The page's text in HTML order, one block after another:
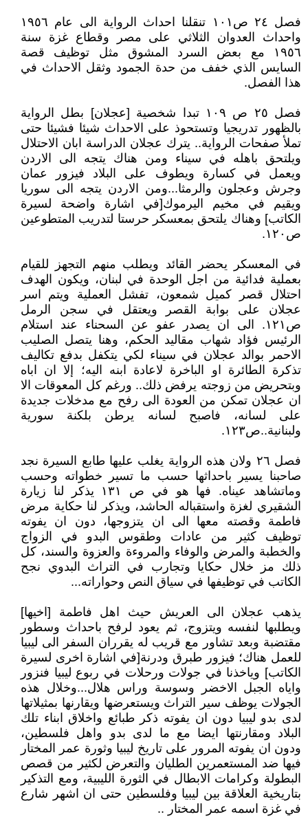
فصل ٢٤ ص١٠١ تنقلنا احداث الرواية الى عام ١٩٥٦
واحداث العدوان الثلاثي على مصر وقطاع غزة سنة
١٩٥٦ مع بعض السرد المشوق مثل توظيف قصة
السايس الذي خفف من حدة الجمود وثقل الاحداث في
هذا الفصل.
فصل ٢٥ ص ١٠٩ تبدا شخصية [عجلان] بطل الرواية
بالظهور تدريجيا وتستحوذ على الاحداث شيئا فشيئا حتى
تملأ صفحات الرواية.. يترك عجلان الدراسة ابان الاحتلال
ويلتحق باهله في سيناء ومن هناك يتجه الى الاردن
ويعمل في كسارة ويطوف على البلاد فيزور عمان
وجرش وعجلون والرمثا...ومن الاردن يتجه الى سوريا
ويقيم في مخيم اليرموك[في اشارة واضحة لسيرة
الكاتب] وهناك يلتحق بمعسكر حرستا لتدريب المتطوعين
ص١٢٠.
في المعسكر يحضر القائد ويطلب منهم التجهز للقيام
بعملية فدائية من اجل الوحدة في لبنان، ويكون الهدف
احتلال قصر كميل شمعون، تفشل العملية ويتم اسر
عجلان على بوابة القصر ويعتقل في سجن الرمل
ص١٢١. الى ان يصدر عفو عن السحناء عند استلام
الرئيس فؤاد شهاب مقاليد الحكم، وهنا يتصل الصليب
الاحمر بوالد عجلان في سيناء لكي يتكفل بدفع تكاليف
تذكرة الطائرة او الباخرة لاعادة ابنه اليه؛ إلا ان اباه
وبتحريض من زوجته يرفض ذلك.. ورغم كل المعوقات الا
ان عجلان تمكن من العودة الى رفح مع مدخلات جديدة
على لسانه، فاصبح لسانه يرطن بلكنة سورية
ولبنانية..ص١٢٣.
فصل ٢٦ ولان هذه الرواية يغلب عليها طابع السيرة نجد
صاحبنا يسير باحداثها حسب ما تسير خطواته وحسب
وماتشاهد عيناه. فها هو في ص ١٣١ يذكر لنا زيارة
الشقيري لغزة واستقباله الحاشد، ويذكر لنا حكاية مرض
فاطمة وقصته معها الى ان يتزوجها، دون ان يفوته
توظيف كثير من عادات وطقوس البدو في الزواج
والخطبة والمرض والوفاء والمروءة والعزوة والسند، كل
ذلك مز خلال حكايا وتجارب في التراث البدوي نجح
الكاتب في توظيفها في سياق النص وحواراته...
يذهب عجلان الى العريش حيث اهل فاطمة [اخيها]
ويطلبها لنفسه ويتزوج، ثم يعود لرفح باحداث وسطور
مقتضبة وبعد تشاور مع قريب له يقرران السفر الى ليبيا
للعمل هناك؛ فيزور طبرق ودرنة[في اشارة اخرى لسيرة
الكاتب] وياخذنا في جولات ورحلات في ربوع ليبيا فنزور
واياه الجبل الاخضر وسوسة وراس هلال...وخلال هذه
الجولات يوظف سير التراث ويستعرضها ويقارنها بمثيلاتها
لدى بدو ليبيا دون ان يفوته ذكر طبائع واخلاق ابناء تلك
البلاد ومقارنتها ايضا مع ما لدى بدو واهل فلسطين،
ودون ان يفوته المرور على تاريخ ليبيا وثورة عمر المختار
فيها ضد المستعمرين الطليان والتعرض لكثير من قصص
البطولة وكرامات الابطال في الثورة الليبية، ومع التذكير
بتاريخية العلاقة بين ليبيا وفلسطين حتى ان اشهر شارع
في غزة اسمه عمر المختار ..